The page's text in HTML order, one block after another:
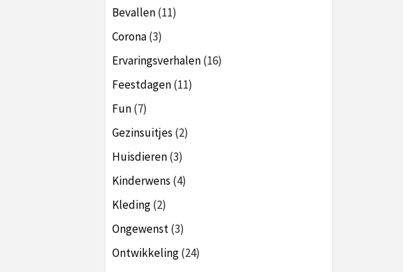
Bevallen(11)
Corona(3)
Ervaringsverhalen(16)
Feestdagen(11)
Fun(7)
Gezinsuitjes (2)
Huisdieren(3)
Kinderwens (4)
Kleding(2)
Ongewenst(3)
Ontwikkeling(24)